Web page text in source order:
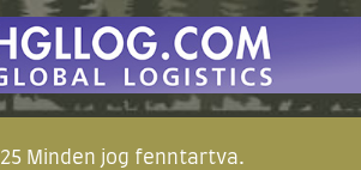
Minden jog fenntartva.